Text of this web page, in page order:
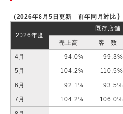
（2026年8月5日更新 前年同月対比 ）
2026年度
既存店舗
売上高 客 数
4月 94.0% 99.3%
5月 104.2% 110.5%
6月 92.1% 93.5%
7月 104.2% 106.0%